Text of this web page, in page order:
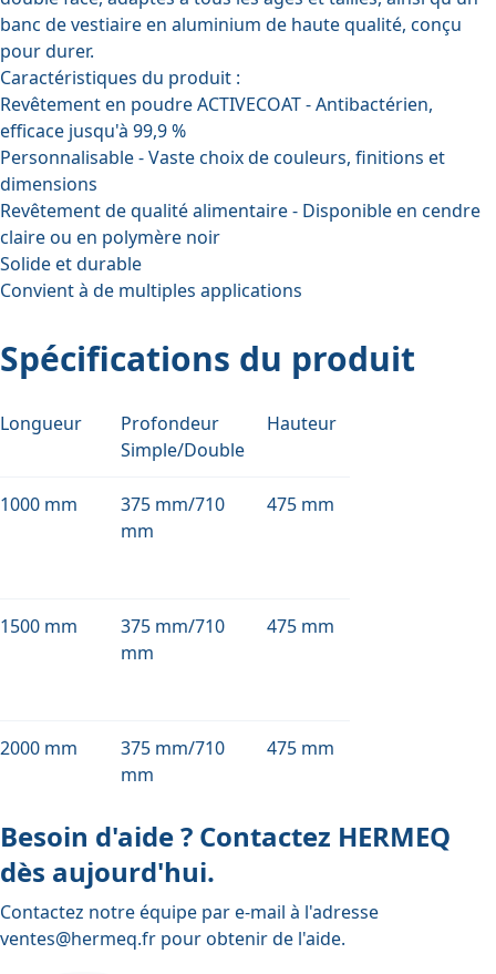
banc de vestiaire en aluminium de haute qualité, conçu
pour durer.
Caractéristiques du produit :
Revêtement en poudre ACTIVECOAT - Antibactérien,
efficace jusqu'à 99,9 %
Personnalisable - Vaste choix de couleurs, finitions et
dimensions
Revêtement de qualité alimentaire - Disponible en cendre
claire ou en polymère noir
Solide et durable
Convient à de multiples applications
Spécifications du produit
Longueur
Profondeur
Simple/Double
Hauteur
1000 mm
375 mm/710
mm
475 mm
1500 mm
375 mm/710
mm
475 mm
2000 mm
375 mm/710
mm
475 mm
Besoin d'aide ? Contactez HERMEQ
dès aujourd'hui.
Contactez notre équipe par e-mail à l'adresse
ventes@hermeq.fr pour obtenir de l'aide.